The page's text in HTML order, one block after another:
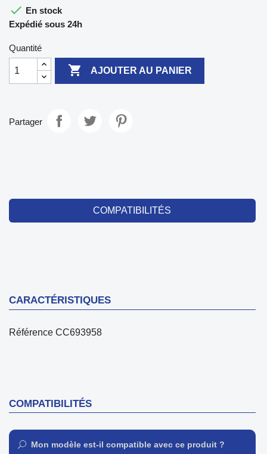
 En stock
Expédié sous 24h
Quantité
 AJOUTER AU PANIER
Partager
COMPATIBILITÉS
CARACTÉRISTIQUES
Référence CC693958
COMPATIBILITÉS
Mon modèle est-il compatible avec ce produit ?